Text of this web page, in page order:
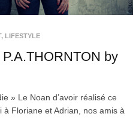
, LIFESTYLE
by
» Le Noan d’avoir réalisé ce
Floriane et Adrian, nos amis à